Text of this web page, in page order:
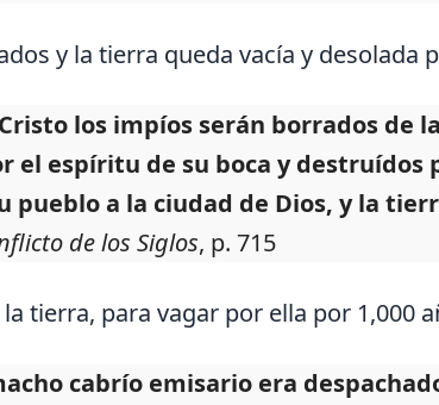
y la tierra queda vacía y desolada
los impíos serán borrados de
el espíritu de su boca y destruídos
pueblo a la ciudad de Dios, y la
de los Siglos, p. 715
tierra, para vagar por ella por 1,000
cabrío emisario era